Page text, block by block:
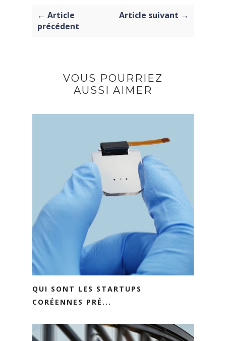
← Article
précédent
Article suivant →
VOUS POURRIEZ
AUSSI AIMER
QUI SONT LES STARTUPS
CORÉENNES PRÉ...